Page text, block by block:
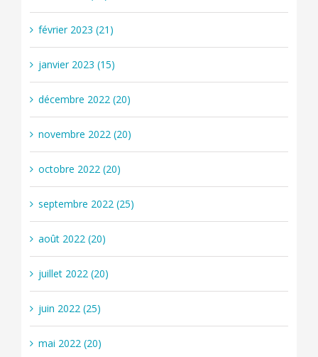
février 2023 (21)
janvier 2023 (15)
décembre 2022 (20)
novembre 2022 (20)
octobre 2022 (20)
septembre 2022 (25)
août 2022 (20)
juillet 2022 (20)
juin 2022 (25)
mai 2022 (20)